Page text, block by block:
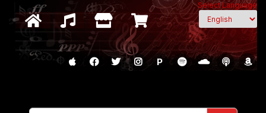
Select Language
P